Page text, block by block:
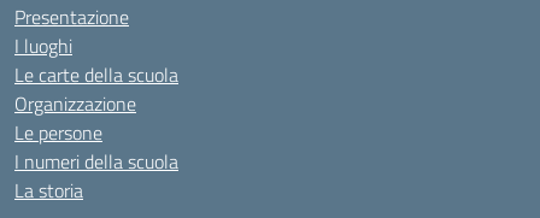
Presentazione
I luoghi
Le carte della scuola
Organizzazione
Le persone
I numeri della scuola
La storia